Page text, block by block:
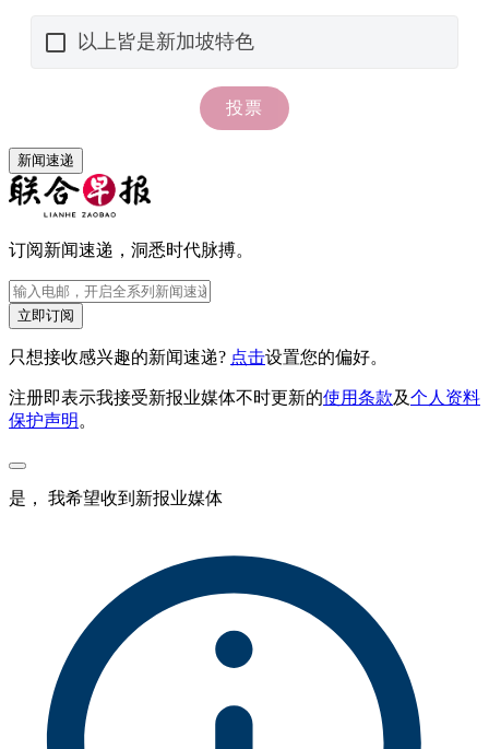
新闻速递
订阅新闻速递，洞悉时代脉搏。
立即订阅
只想接收感兴趣的新闻速递? 点击设置您的偏好。
注册即表示我接受新报业媒体不时更新的使用条款及个人资料
保护声明 。
是， 我希望收到新报业媒体